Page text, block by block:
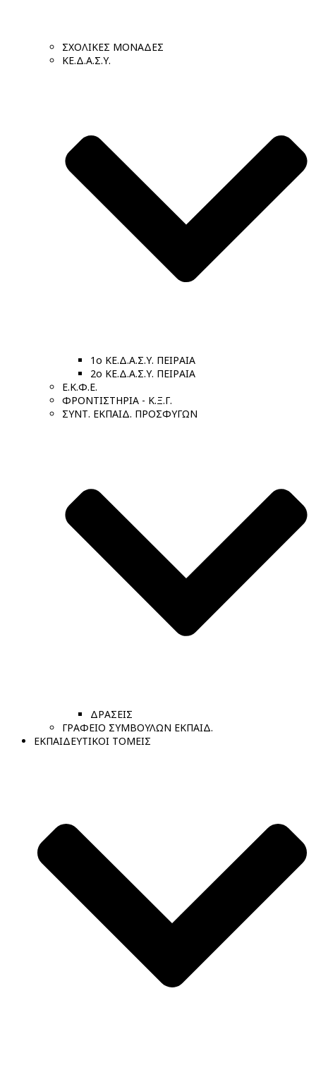
ΣΧΟΛΙΚΕΣ ΜΟΝΑΔΕΣ
ΚΕ.Δ.Α.Σ.Υ.
1ο ΚΕ.Δ.Α.Σ.Υ. ΠΕΙΡΑΙΑ
2ο ΚΕ.Δ.Α.Σ.Υ. ΠΕΙΡΑΙΑ
Ε.Κ.Φ.Ε.
ΦΡΟΝΤΙΣΤΗΡΙΑ - Κ.Ξ.Γ.
ΣΥΝΤ. ΕΚΠΑΙΔ. ΠΡΟΣΦΥΓΩΝ
ΔΡΑΣΕΙΣ
ΓΡΑΦΕΙΟ ΣΥΜΒΟΥΛΩΝ ΕΚΠΑΙΔ.
ΕΚΠΑΙΔΕΥΤΙΚΟΙ ΤΟΜΕΙΣ